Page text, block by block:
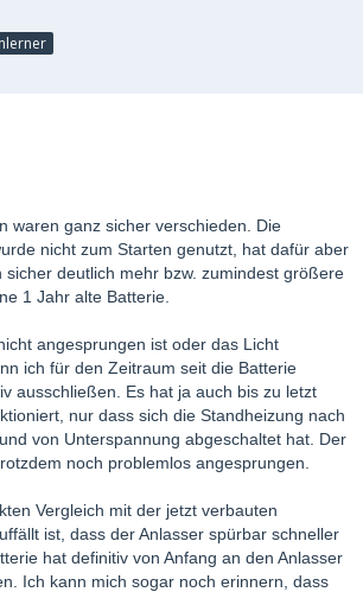
waren ganz sicher verschieden. Die
nicht zum Starten genutzt, hat dafür aber
sicher deutlich mehr bzw. zumindest größere
1 Jahr alte Batterie.
angesprungen ist oder das Licht
ich für den Zeitraum seit die Batterie
ausschließen. Es hat ja auch bis zu letzt
nur dass sich die Standheizung nach
von Unterspannung abgeschaltet hat. Der
noch problemlos angesprungen.
Vergleich mit der jetzt verbauten
ist, dass der Anlasser spürbar schneller
hat definitiv von Anfang an den Anlasser
Ich kann mich sogar noch erinnern, dass